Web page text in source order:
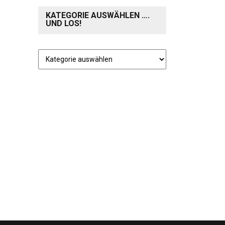
KATEGORIE AUSWÄHLEN ….
UND LOS!
auswählen